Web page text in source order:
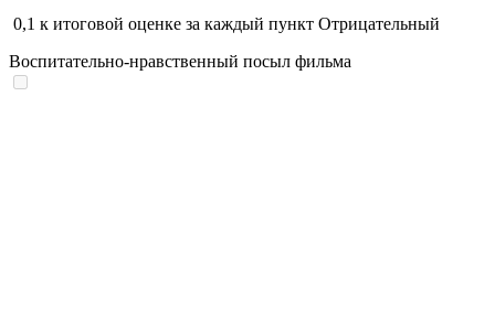
0,1 к итоговой оценке за каждый пункт Отрицательный
Воспитательно-нравственный посыл фильма